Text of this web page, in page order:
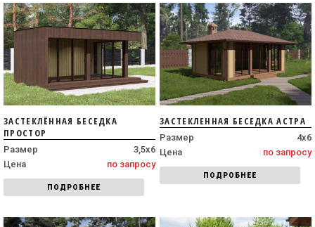
ЗАСТЕКЛЁННАЯ БЕСЕДКА
ПРОСТОР
Размер
3,5х6
Цена
по запросу
ПОДРОБНЕЕ
ЗАСТЕКЛЕННАЯ БЕСЕДКА АСТРА
Размер
4х6
Цена
по запросу
ПОДРОБНЕЕ